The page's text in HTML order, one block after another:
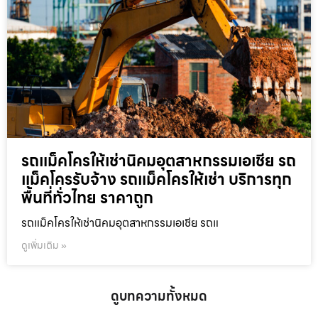
รถแม็คโครให้เช่านิคมอุตสาหกรรมเอเชีย รถ
แม็คโครรับจ้าง รถแม็คโครให้เช่า บริการทุก
พื้นที่ทั่วไทย ราคาถูก
รถแม็คโครให้เช่านิคมอุตสาหกรรมเอเชีย รถแ
ดูเพิ่มเติม »
ดูบทความทั้งหมด